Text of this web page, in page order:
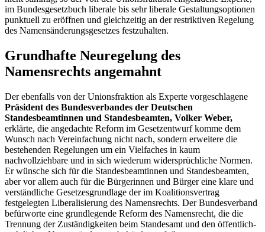
im Bundesgesetzbuch liberale bis sehr liberale Gestaltungsoptionen
punktuell zu eröffnen und gleichzeitig an der restriktiven Regelung
des Namensänderungsgesetzes festzuhalten.
Grundhafte Neuregelung des
Namensrechts angemahnt
Der ebenfalls von der Unionsfraktion als Experte vorgeschlagene
Präsident des Bundesverbandes der Deutschen
Standesbeamtinnen und Standesbeamten, Volker Weber,
erklärte, die angedachte Reform im Gesetzentwurf komme dem
Wunsch nach Vereinfachung nicht nach, sondern erweitere die
bestehenden Regelungen um ein Vielfaches in kaum
nachvollziehbare und in sich wiederum widersprüchliche Normen.
Er wünsche sich für die Standesbeamtinnen und Standesbeamten,
aber vor allem auch für die Bürgerinnen und Bürger eine klare und
verständliche Gesetzesgrundlage der im Koalitionsvertrag
festgelegten Liberalisierung des Namensrechts. Der Bundesverband
befürworte eine grundlegende Reform des Namensrecht, die die
Trennung der Zuständigkeiten beim Standesamt und den öffentlich-